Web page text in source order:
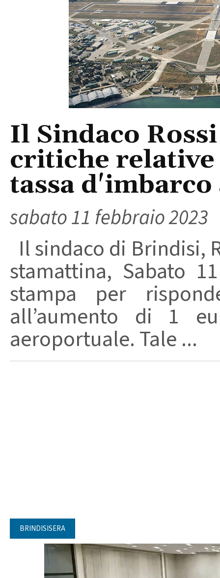
Il Sindaco
critiche
tassa
sabato 11 febbraio 2023
Il sindaco di Brindisi,
stamattina, Sabato
stampa per
all’aumento di 1
aeroportuale. Tale ...
BRINDISISERA